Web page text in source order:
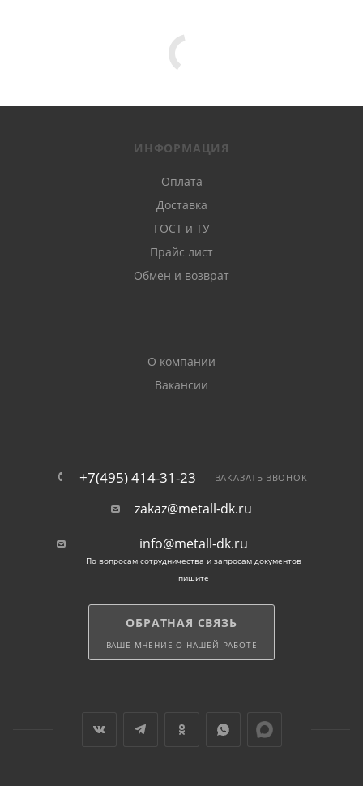
ИНФОРМАЦИЯ
Оплата
Доставка
ГОСТ и ТУ
Прайс лист
Обмен и возврат
О компании
Вакансии
+7(495) 414-31-23 ЗАКАЗАТЬ ЗВОНОК
zakaz@metall-dk.ru
info@metall-dk.ru
По вопросам сотрудничества и запросам документов
пишите
ОБРАТНАЯ СВЯЗЬ
ВАШЕ МНЕНИЕ О НАШЕЙ РАБОТЕ